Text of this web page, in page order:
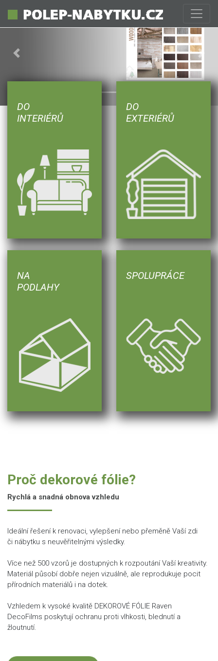
Previous Next
DO
INTERIÉRŮ
DO
EXTERIÉRŮ
NA
PODLAHY
SPOLUPRÁCE
Proč dekorové fólie?
Rychlá a snadná obnova vzhledu
Ideální řešení k renovaci, vylepšení nebo přeměně Vaší zdi
či nábytku s neuvěřitelnými výsledky.
Více než 500 vzorů je dostupných k rozpoutání Vaší kreativity.
Materiál působí dobře nejen vizuálně, ale reprodukuje pocit
přírodních materiálů i na dotek.
Vzhledem k vysoké kvalitě DEKOROVÉ FÓLIE Raven
DecoFilms poskytují ochranu proti vlhkosti, blednutí a
žloutnutí.